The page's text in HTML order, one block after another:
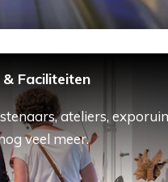
Faciliteiten
ateliers,
veel meer.